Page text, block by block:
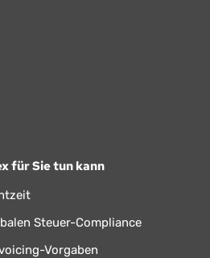
für Sie tun kann
Steuer-Compliance
Vorgaben